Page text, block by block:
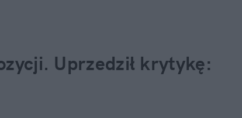
Uprzedził krytykę: